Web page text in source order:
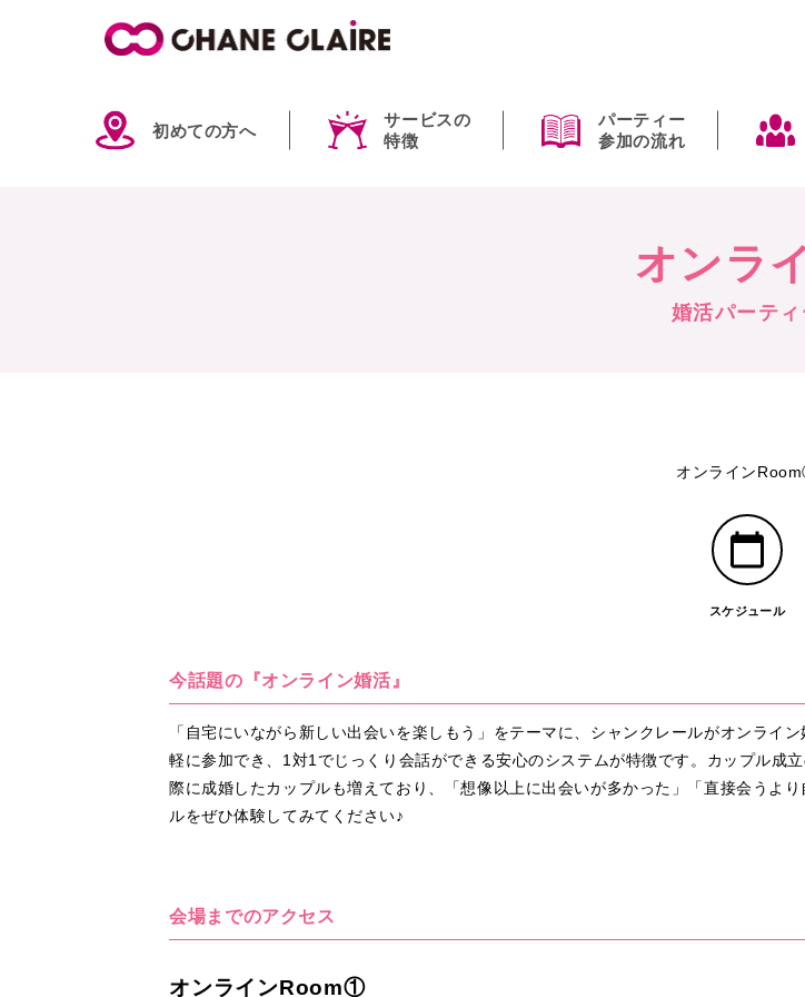
初めての方へ
サービスの
特徴
パーティー
参加の流れ
オンラ
婚活パーティ
オンライン
スケジュール
今話題の『オンライン婚活』
「自宅にいながら新しい出会いを楽しもう」をテーマに、シャンクレールがオンライ
軽に参加でき、1対1でじっくり会話ができる安心のシステムが特徴です。カップル成
際に成婚したカップルも増えており、「想像以上に出会いが多かった」「直接会うよ
ルをぜひ体験してみてください♪
会場までのアクセス
オンラインRoom①